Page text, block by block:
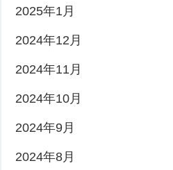
2025年1月
2024年12月
2024年11月
2024年10月
2024年9月
2024年8月